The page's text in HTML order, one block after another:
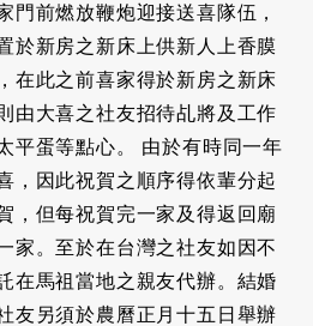
門前燃放鞭炮迎接送喜隊伍，
於新房之新床上供新人上香膜
在此之前喜家得於新房之新床
由大喜之社友招待乩將及工作
平蛋等點心。 由於有時同一年
，因此祝賀之順序得依輩分起
，但每祝賀完一家及得返回廟
家。至於在台灣之社友如因不
在馬祖當地之親友代辦。結婚
友另須於農曆正月十五日舉辦